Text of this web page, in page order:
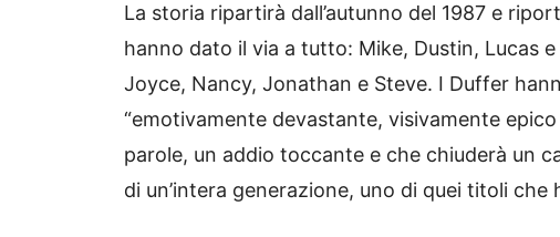
La storia ripartirà dall’autunno del 1987 e
hanno dato il via a tutto: Mike, Dustin, Lucas
Joyce, Nancy, Jonathan e Steve. I Duffer
“emotivamente devastante, visivamente
parole, un addio toccante e che chiuderà un
di un’intera generazione, uno di quei titoli